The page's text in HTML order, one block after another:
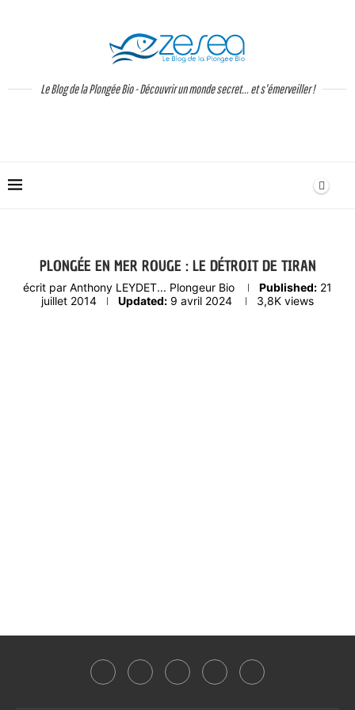
Le Blog de la Plongée Bio - Découvrir un monde secret... et s'émerveiller !
PLONGÉE EN MER ROUGE : LE DÉTROIT DE TIRAN
écrit par Anthony LEYDET... Plongeur Bio Published: 21
juillet 2014
Updated: 9 avril 2024 3,8K views